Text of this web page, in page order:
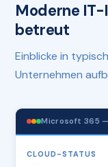
Moderne
betreut
Einblicke in
Unternehmen
Microsoft 365
CLOUD-STATUS